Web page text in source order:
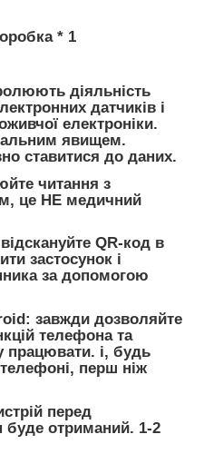
* 1
діяльність
датчиків і
електроніки.
явищем.
ставитися до даних.
читання з
це НЕ медичний
QR-код в
застосунок і
за допомогою
завжди дозволяйте
телефона та
працювати. і, будь
перш ніж
перед
буде отриманий. 1-2